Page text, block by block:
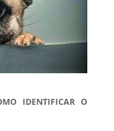
IDENTIFICAR O